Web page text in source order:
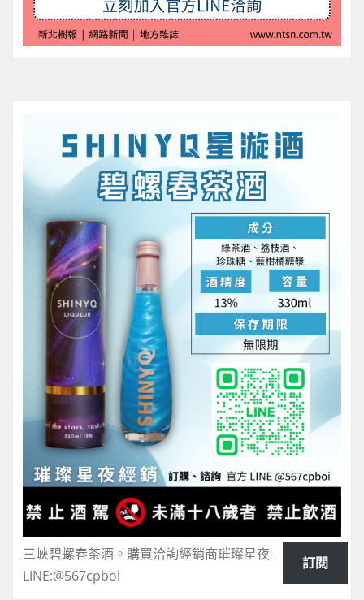
三峽碧螺春茶酒。購買洽詢經銷商璀璨星夜-
LINE:@567cpboi
訂閱